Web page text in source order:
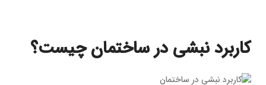
کاربرد نبشی در ساختمان چیست؟